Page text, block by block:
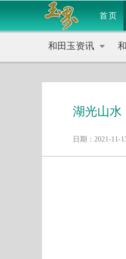
首页
和田玉资讯
湖光山水
日期：2021-